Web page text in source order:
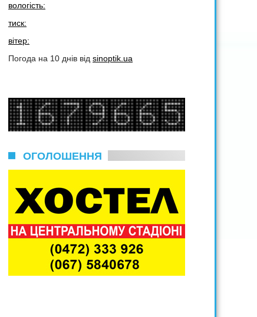
вологість:
тиск:
вітер:
Погода на 10 днів від sinoptik.ua
ОГОЛОШЕННЯ